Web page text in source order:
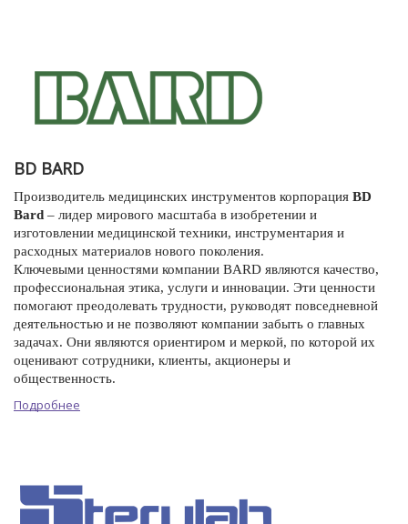
BD BARD
Производитель медицинских инструментов корпорация BD
Bard – лидер мирового масштаба в изобретении и
изготовлении медицинской техники, инструментария и
расходных материалов нового поколения.
Ключевыми ценностями компании BARD являются качество,
профессиональная этика, услуги и инновации. Эти ценности
помогают преодолевать трудности, руководят повседневной
деятельностью и не позволяют компании забыть о главных
задачах. Они являются ориентиром и меркой, по которой их
оценивают сотрудники, клиенты, акционеры и
общественность.
Подробнее